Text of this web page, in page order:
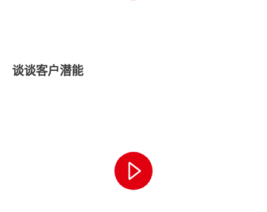
谈谈客户潜能